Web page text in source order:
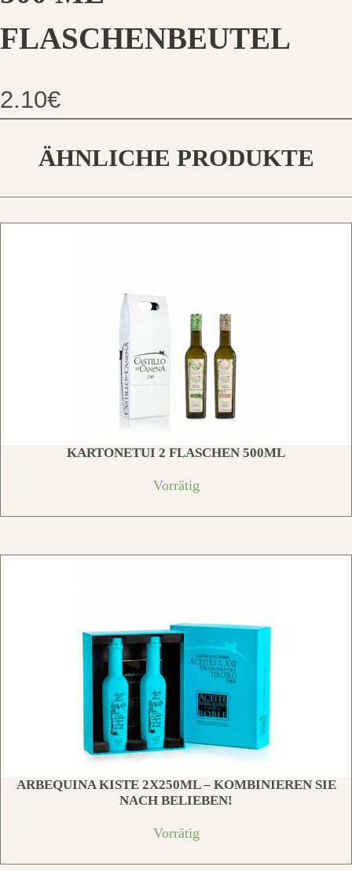
FLASCHENBEUTEL
2.10€
ÄHNLICHE PRODUKTE
KARTONETUI 2 FLASCHEN 500ML
Vorrätig
ARBEQUINA KISTE 2X250ML – KOMBINIEREN SIE
NACH BELIEBEN!
Vorrätig